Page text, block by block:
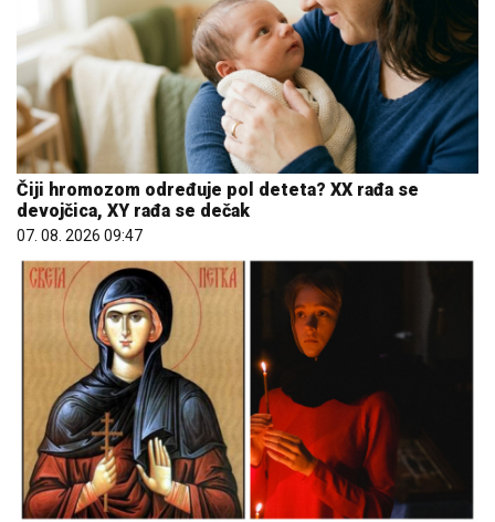
Čiji hromozom određuje pol deteta? XX rađa se
devojčica, XY rađa se dečak
07. 08. 2026 09:47